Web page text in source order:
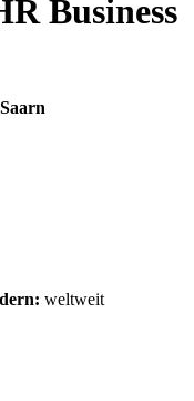
Business
weltweit